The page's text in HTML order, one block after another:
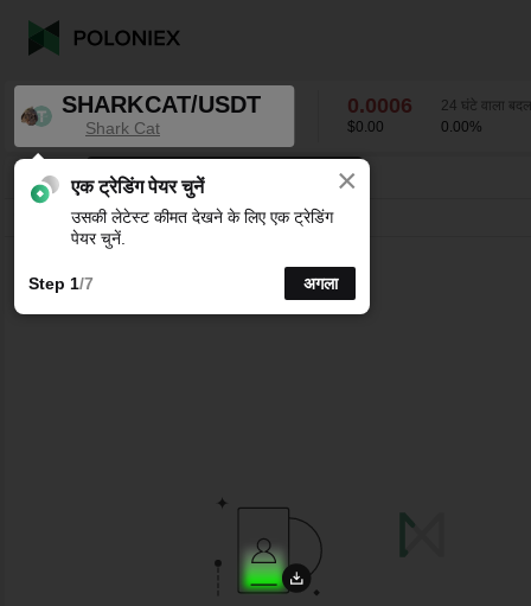
SHARKCAT/USDT
Shark Cat
0.0006
$0.00
24 घंटे वाला
0.00%
SHARKCAT/USDT 0.00% 0.0006
15 मिनट1घंटे4घंटे1 दिन1 सप्ताह
K-लाइन चार्ट के लिए अपने पसंदीदा अंतराल चुनें।×
एक ट्रेडिंग पेयर चुनें
उसकी लेटेस्ट कीमत देखने के लिए एक ट्रेडिंग
पेयर चुनें.
Step 1/7 अगला